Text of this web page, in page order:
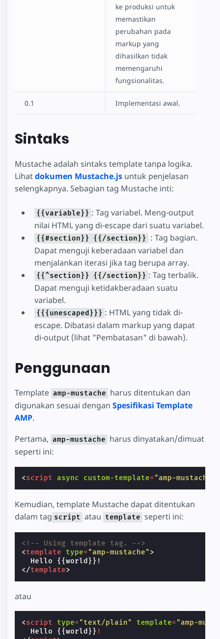
ke produksi untuk
memastikan
perubahan pada
markup yang
dihasilkan tidak
memengaruhi
fungsionalitas.
0.1 Implementasi awal.
Sintaks
Mustache adalah sintaks template tanpa logika.
Lihatdokumen Mustache.js untuk penjelasan
selengkapnya. Sebagian tag Mustache inti:
{{variable}} : Tag variabel. Meng-output
nilai HTML yang di-escape dari suatu variabel.
{{#section}} {{/section}}
: Tag bagian.
Dapat menguji keberadaan variabel dan
menjalankan iterasi jika tag berupa array.
{{^section}} {{/section}} : Tag terbalik.
Dapat menguji ketidakberadaan suatu
variabel.
{{{unescaped}}} : HTML yang tidak di-
escape. Dibatasi dalam markup yang dapat
di-output (lihat "Pembatasan" di bawah).
Penggunaan
Template amp-mustache harus ditentukan dan
digunakan sesuai dengan Spesifikasi Template
AMP.
Pertama, amp-mustache harus dinyatakan/dimuat
seperti ini:
<script async custom-template="amp-mustache"
Kemudian, template Mustache dapat ditentukan
dalam tag script atau template seperti ini:
<!-- Using template tag. -->
<template type="amp-mustache">
</template>
atau
<script type="text/plain" template="amp-
Hello {{world}} !